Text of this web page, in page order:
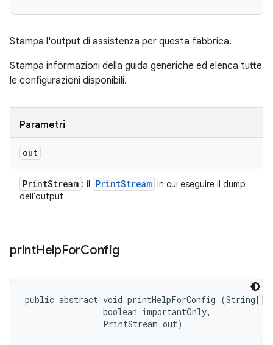
Stampa l'output di assistenza per questa fabbrica.
Stampa informazioni della guida generiche ed elenca tutte
le configurazioni disponibili.
Parametri
out
PrintStream : il PrintStream in cui eseguire il dump
dell'output
printHelpForConfig
public abstract void printHelpForConfig (String[]
                boolean importantOnly,
                PrintStream out)